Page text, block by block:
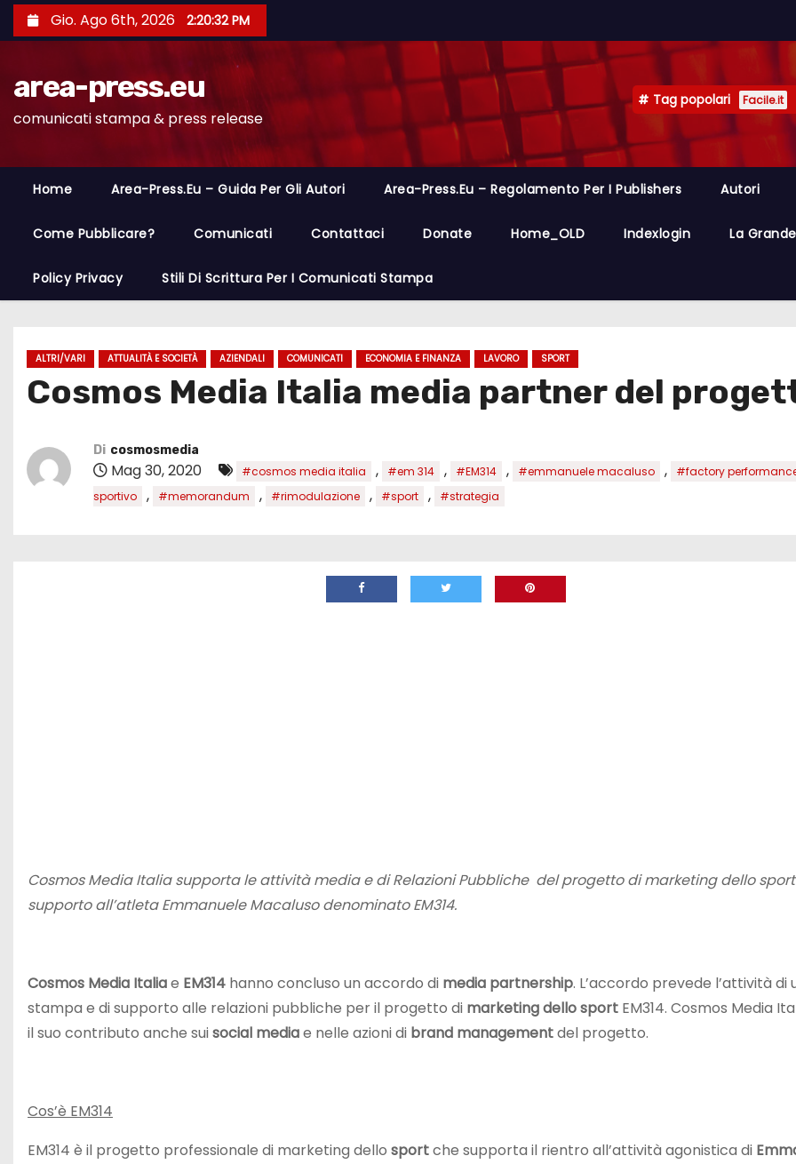
a
Gio. Ago 6th, 2026 2:20:33 PM
area-press.eu
comunicati stampa & press release
Tag popolari Facile.it
Home Area-Press.eu – Guida Per Gli Autori Area-Press.eu – Regolamento Per I Publishers Autori
Come Pubblicare? Comunicati Contattaci Donate Home_OLD Indexlogin La
Policy Privacy Stili Di Scrittura Per I Comunicati Stampa
ALTRI/VARI ATTUALITÀ E SOCIETÀ AZIENDALI COMUNICATI ECONOMIA E FINANZA LAVORO SPORT
Cosmos Media Italia media partner del
Di cosmosmedia
Mag 30, 2020 #cosmos media italia , #em 314 , #EM314 , #emmanuele macaluso ,
#factory
sportivo
, #memorandum , #rimodulazione , #sport , #strategia
Cosmos Media Italia supporta le attività media e di Relazioni Pubbliche del progetto di marketing dello
supporto all’atleta Emmanuele Macaluso denominato EM314.
Cosmos Media Italiae EM314 hanno concluso un accordo di media partnership. L’accordo prevede l’attività di
stampa e di supporto alle relazioni pubbliche per il progetto di marketing dello sport EM314. Cosmos Media
il suo contributo anche suisocial mediae nelle azioni di brand managementdel progetto.
Cos’è EM314
EM314 è il progetto professionale di marketing dello sportche supporta il rientro all’attività agonistica di